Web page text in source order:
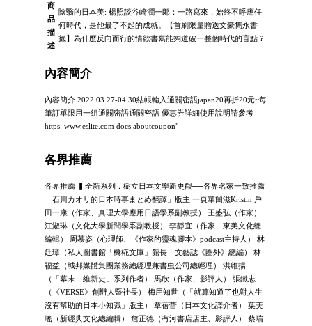
商
品
描
述
陰翳的日本美: 楊照談谷崎潤一郎：一路寫來，始終不呼應任
何時代，是他最了不起的成就。【首刷限量贈送文豪雋永書
籤】為什麼反向而行的情欲書寫能夠道破一整個時代的盲點？
內容簡介
內容簡介 2022.03.27-04.30結帳輸入通關密語japan20再折20元~每
筆訂單限用一組通關密語通關密語 優惠券詳細使用說明請參考
https: www.eslite.com docs aboutcoupon"
各界推薦
各界推薦 ▍全新系列．樹立日本文學新史觀──各界名家一致推薦
「石川カオリ的日本時事まとめ翻譯」版主 一頁華爾滋Kristin 戶
田一康（作家、真理大學應用日語學系副教授） 王盛弘（作家）
江淑琳（文化大學新聞學系副教授） 李靜宜（作家、東美文化總
編輯） 周慕姿（心理師、《作家的靈魂腳本》podcast主持人） 林
廷璋（私人圖書館「櫞椛文庫」館長｜文藝誌《圈外》總編） 林
福益（城邦媒體集團業務總經理兼書虫公司總經理） 洪維揚
（「幕末．維新史」系列作者） 馬欣（作家、影評人） 張鐵志
（《VERSE》創辦人暨社長） 梅用知世（「就算知道了也對人生
沒有幫助的日本小知識」版主） 章蓓蕾（日本文化譯介者） 葉美
瑤（新經典文化總編輯） 詹正德（有河書店店主、影評人） 蔡瑞